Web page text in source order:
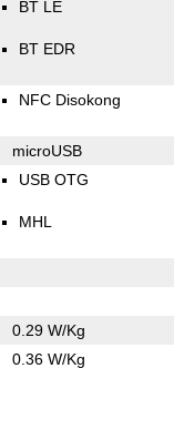
BT LE
BT EDR
NFC Disokong
microUSB
USB OTG
MHL
0.29 W/Kg
0.36 W/Kg